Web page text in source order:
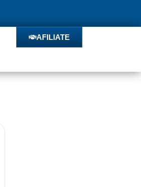
AFILIATE